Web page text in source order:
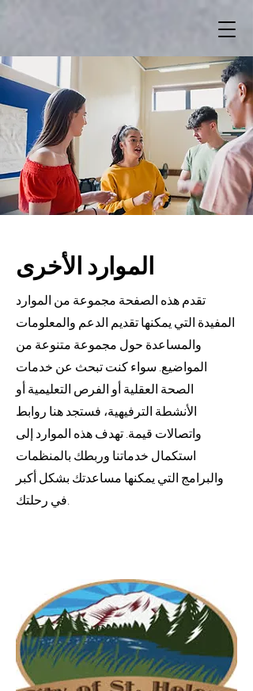
الموارد الأخرى
تقدم هذه الصفحة مجموعة من الموارد
المفيدة التي يمكنها تقديم الدعم والمعلومات
والمساعدة حول مجموعة متنوعة من
المواضيع. سواء كنت تبحث عن خدمات
الصحة العقلية أو الفرص التعليمية أو
الأنشطة الترفيهية، فستجد هنا روابط
واتصالات قيمة. تهدف هذه الموارد إلى
استكمال خدماتنا وربطك بالمنظمات
والبرامج التي يمكنها مساعدتك بشكل أكبر
في رحلتك.